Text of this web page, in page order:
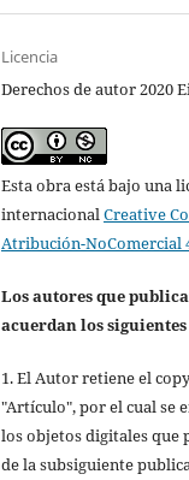
Licencia
Derechos de autor 2020
Esta obra está bajo una
internacionalCreative
Atribución-NoComercial
Los autores que
acuerdan los
1. El Autor retiene el
"Artículo", por el cual se
los objetos digitales que
de la subsiguiente